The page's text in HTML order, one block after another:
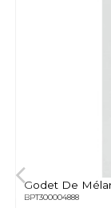
Godet De
BPT300004888